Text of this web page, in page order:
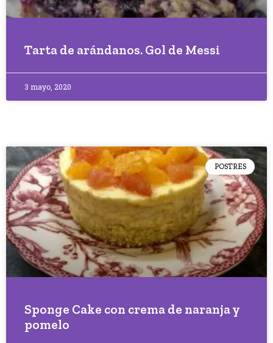
Tarta de arándanos. Gol de Messi
3 mayo, 2020
POSTRES
Sponge Cake con crema de naranja y
pomelo